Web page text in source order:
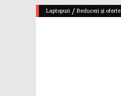
Laptopuri / Reduceri și